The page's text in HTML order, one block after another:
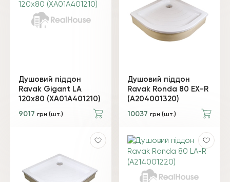
Душовий піддон
Ravak Gigant LA
120х80 (XA01A401210)
9017 грн (шт.)
Душовий піддон
Ravak Ronda 80 EX-R
(A204001320)
10037 грн (шт.)